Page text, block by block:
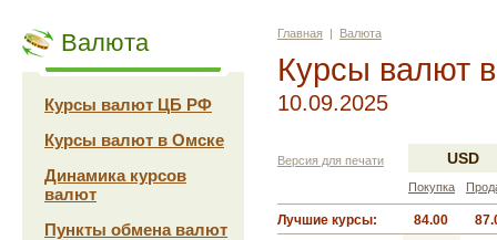
Валюта
Курсы валют ЦБ РФ
Курсы валют в Омске
Динамика курсов
валют
Пункты обмена валют
Главная | Валюта
Курсы валют
10.09.2025
Версия для печати USD
Покупка
Лучшие курсы: 84.00